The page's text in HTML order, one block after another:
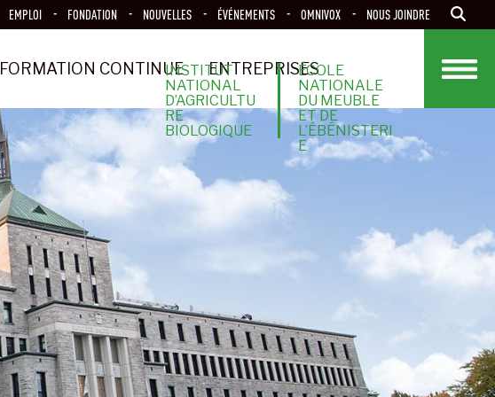
EMPLOI FONDATION NOUVELLES ÉVÉNEMENTS OMNIVOX NOUS JOINDRE
FORMATION CONTINUE ENTREPRISESÉCOLE
NATIONALE
DU MEUBLE
ET DE
L’ÉBÉNISTERI
E
INSTITUT
NATIONAL
D’AGRICULTU
RE
BIOLOGIQUE